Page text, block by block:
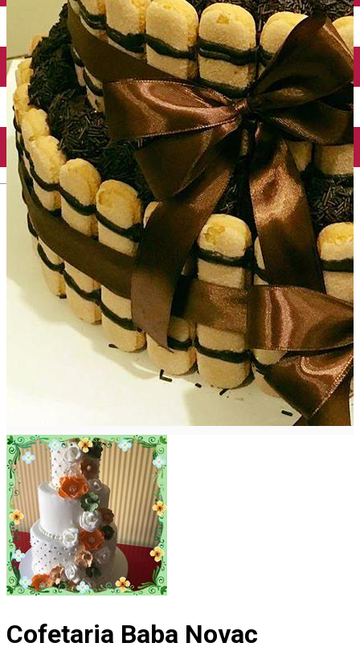
English
Închirieri auto
Închirieri biciclete
Taxi
Încărcare vehicule electrice
Cofetaria Baba Novac